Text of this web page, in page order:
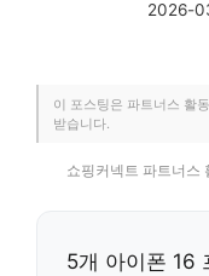
2026-
이 포스팅은 파트너스 활
받습니다.
쇼핑커넥트 파트너스
5개 아이폰 16